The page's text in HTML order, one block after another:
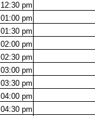
12:30 pm
01:00 pm
01:30 pm
02:00 pm
02:30 pm
03:00 pm
03:30 pm
04:00 pm
04:30 pm